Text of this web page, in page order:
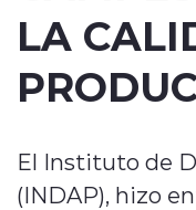
Entrevistas
Quienes
LA
El Instituto de
(INDAP), hizo